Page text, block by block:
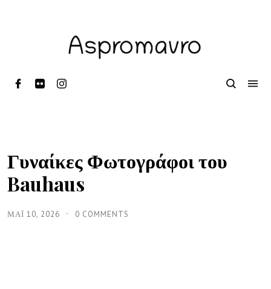
Γυναίκες Φωτογράφοι του
Bauhaus
ΜΑΪ́ 10, 2026 0 COMMENTS